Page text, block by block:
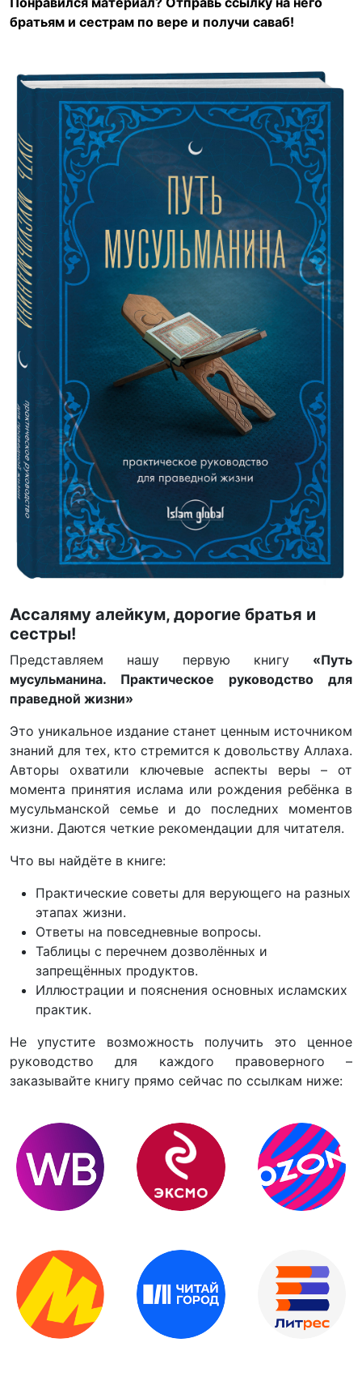
братьям и сестрам по вере и получи саваб!
Ассаляму алейкум, дорогие братья и
сестры!
Представляем нашу первую книгу «Путь
мусульманина. Практическое руководство для
праведной жизни»
Это уникальное издание станет ценным источником
знаний для тех, кто стремится к довольству Аллаха.
Авторы охватили ключевые аспекты веры – от
момента принятия ислама или рождения ребёнка в
мусульманской семье и до последних моментов
жизни. Даются четкие рекомендации для читателя.
Что вы найдёте в книге:
Практические советы для верующего на разных
этапах жизни.
Ответы на повседневные вопросы.
Таблицы с перечнем дозволённых и
запрещённых продуктов.
Иллюстрации и пояснения основных исламских
практик.
Не упустите возможность получить это ценное
руководство для каждого правоверного –
заказывайте книгу прямо сейчас по ссылкам ниже: